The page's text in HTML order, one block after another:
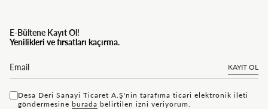
E-Bültene Kayıt Ol!
Yenilikleri ve fırsatları kaçırma.
KAYIT OL
Desa Deri Sanayi Ticaret A.Ş'nin tarafıma ticari elektronik ileti
göndermesine bu rada belirtilen izni veriyorum.